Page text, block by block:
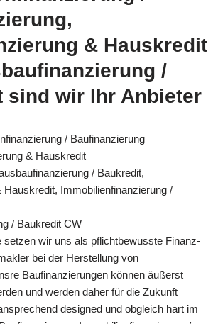
& Hauskredit
/
sind wir Ihr Anbieter
/ Baufinanzierung
& Hauskredit
/ Baukredit,
Hauskredit, Immobilienfinanzierung /
/ Baukredit CW
setzen wir uns als pflichtbewusste Finanz-
bei der Herstellung von
Baufinanzierungen können äußerst
und werden daher für die Zukunft
designed und obgleich hart im